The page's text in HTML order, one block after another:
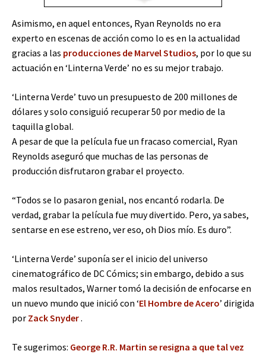
Asimismo, en aquel entonces, Ryan Reynolds no era
experto en escenas de acción como lo es en la actualidad
gracias a las producciones de Marvel Studios, por lo que su
actuación en ‘Linterna Verde’ no es su mejor trabajo.
‘Linterna Verde’ tuvo un presupuesto de 200 millones de
dólares y solo consiguió recuperar 50 por medio de la
taquilla global.
A pesar de que la película fue un fracaso comercial, Ryan
Reynolds aseguró que muchas de las personas de
producción disfrutaron grabar el proyecto.
“Todos se lo pasaron genial, nos encantó rodarla. De
verdad, grabar la película fue muy divertido. Pero, ya sabes,
sentarse en ese estreno, ver eso, oh Dios mío. Es duro”.
‘Linterna Verde’ suponía ser el inicio del universo
cinematográfico de DC Cómics; sin embargo, debido a sus
malos resultados, Warner tomó la decisión de enfocarse en
un nuevo mundo que inició con ‘El Hombre de Acero’ dirigida
por Zack Snyder.
Te sugerimos: George R.R. Martin se resigna a que tal vez